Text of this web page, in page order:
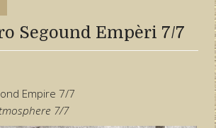
Segound Empèri 7/7
Empire 7/7
7/7